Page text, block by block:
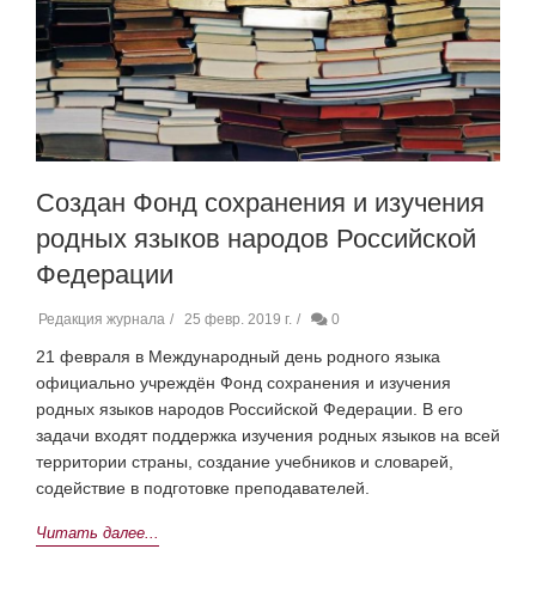
Создан Фонд сохранения и изучения
родных языков народов Российской
Федерации
Редакция журнала 25 февр. 2019 г. 0
21 февраля в Международный день родного языка
официально учреждён Фонд сохранения и изучения
родных языков народов Российской Федерации. В его
задачи входят поддержка изучения родных языков на всей
территории страны, создание учебников и словарей,
содействие в подготовке преподавателей.
Читать далее...